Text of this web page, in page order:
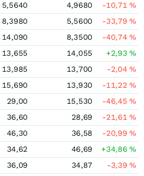
5,5640 4,9680 -10,71%
8,3980 5,5600 -33,79%
14,090 8,3500 -40,74%
13,655 14,055 +2,93%
13,985 13,700 -2,04%
15,690 13,930 -11,22%
29,00 15,530 -46,45%
36,60 28,69 -21,61%
46,30 36,58 -20,99%
34,62 46,69 +34,86%
36,09 34,87 -3,39%